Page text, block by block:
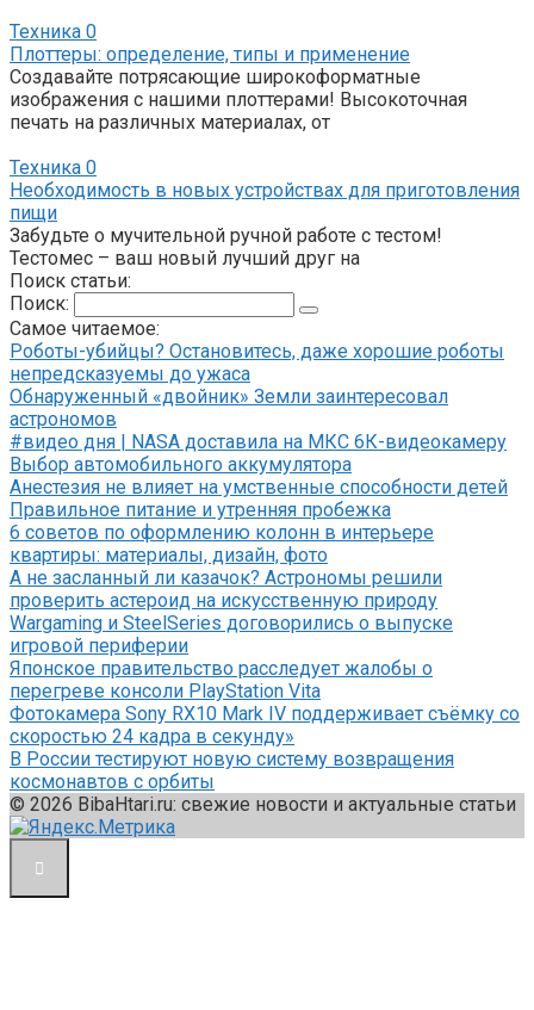
Техника 0
Плоттеры: определение, типы и применение
Создавайте потрясающие широкоформатные
изображения с нашими плоттерами! Высокоточная
печать на различных материалах, от
Техника 0
Необходимость в новых устройствах для приготовления
пищи
Забудьте о мучительной ручной работе с тестом!
Тестомес – ваш новый лучший друг на
Поиск статьи:
Поиск:
Самое читаемое:
Роботы-убийцы? Остановитесь, даже хорошие роботы
непредсказуемы до ужаса
Обнаруженный «двойник» Земли заинтересовал
астрономов
#видео дня | NASA доставила на МКС 6К-видеокамеру
Выбор автомобильного аккумулятора
Анестезия не влияет на умственные способности детей
Правильное питание и утренняя пробежка
6 советов по оформлению колонн в интерьере
квартиры: материалы, дизайн, фото
А не засланный ли казачок? Астрономы решили
проверить астероид на искусственную природу
Wargaming и SteelSeries договорились о выпуске
игровой периферии
Японское правительство расследует жалобы о
перегреве консоли PlayStation Vita
Фотокамера Sony RX10 Mark IV поддерживает съёмку со
скоростью 24 кадра в секунду»
В России тестируют новую систему возвращения
космонавтов с орбиты
© 2026 BibaHtari.ru: свежие новости и актуальные статьи